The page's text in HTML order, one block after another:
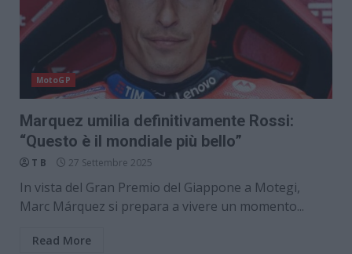
MotoGP
Marquez umilia definitivamente Rossi:
“Questo è il mondiale più bello”
T B 27 Settembre 2025
In vista del Gran Premio del Giappone a Motegi,
Marc Márquez si prepara a vivere un momento...
Read More